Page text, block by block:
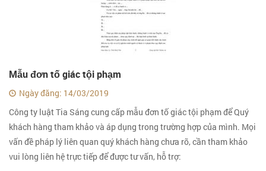
Mẫu đơn tố giác tội phạm
Ngày đăng: 14/03/2019
Công ty luật Tia Sáng cung cấp mẫu đơn tố giác tội phạm để Quý
khách hàng tham khảo và áp dụng trong trường hợp của mình. Mọi
vấn đề pháp lý liên quan quý khách hàng chưa rõ, cần tham khảo
vui lòng liên hệ trực tiếp để được tư vấn, hỗ trợ: